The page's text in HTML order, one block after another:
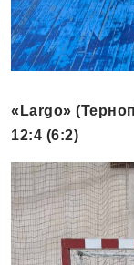
«Largo»
12:4 (6:2)